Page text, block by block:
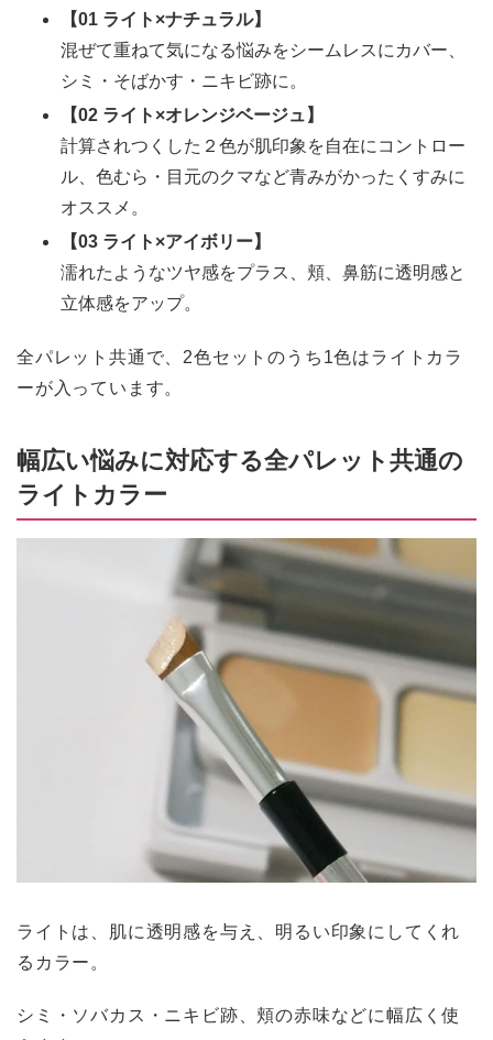
【01 ライト×ナチュラル】
混ぜて重ねて気になる悩みをシームレスにカバー、
シミ・そばかす・ニキビ跡に。
【02 ライト×オレンジベージュ】
計算されつくした２色が肌印象を自在にコントロー
ル、色むら・目元のクマなど青みがかったくすみに
オススメ。
【03 ライト×アイボリー】
濡れたようなツヤ感をプラス、頬、鼻筋に透明感と
立体感をアップ。
全パレット共通で、2色セットのうち1色はライトカラ
ーが入っています。
幅広い悩みに対応する全パレット共通の
ライトカラー
ライトは、肌に透明感を与え、明るい印象にしてくれ
るカラー。
シミ・ソバカス・ニキビ跡、頬の赤味などに幅広く使